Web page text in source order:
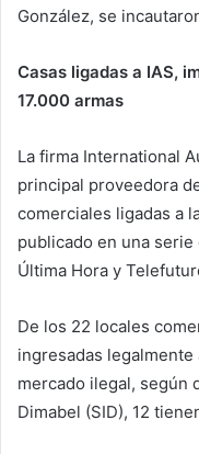
González, se
Casas ligadas a IAS,
17.000 armas
La firma International
principal proveedora
comerciales ligadas a
publicado en una
Última Hora y
De los 22 locales
ingresadas legalmente
mercado ilegal, según
Dimabel (SID), 12